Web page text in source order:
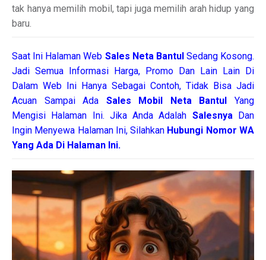
tak hanya memilih mobil, tapi juga memilih arah hidup yang
baru.
Saat Ini Halaman Web Sales Neta Bantul Sedang Kosong.
Jadi Semua Informasi Harga, Promo Dan Lain Lain Di
Dalam Web Ini Hanya Sebagai Contoh, Tidak Bisa Jadi
Acuan Sampai Ada Sales Mobil Neta BantulYang
Mengisi Halaman Ini. Jika Anda Adalah SalesnyaDan
Ingin Menyewa Halaman Ini, Silahkan Hubungi Nomor WA
Yang Ada Di Halaman Ini.